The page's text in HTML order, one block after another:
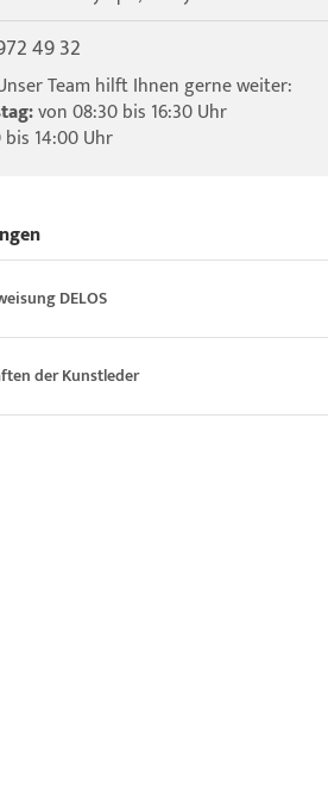
49 32
Team hilft Ihnen gerne weiter:
von 08:30 bis 16:30 Uhr
14:00 Uhr
DELOS
der Kunstleder